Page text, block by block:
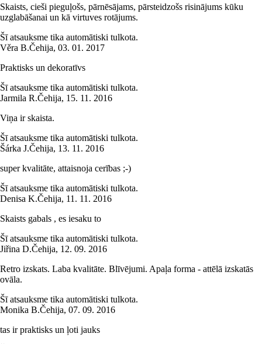
Skaists, cieši pieguļošs, pārnēsājams, pārsteidzošs risinājums kūku
uzglabāšanai un kā virtuves rotājums.
Šī atsauksme tika automātiski tulkota.
Věra B.Čehija, 03. 01. 2017
Praktisks un dekoratīvs
Šī atsauksme tika automātiski tulkota.
Jarmila R.Čehija, 15. 11. 2016
Viņa ir skaista.
Šī atsauksme tika automātiski tulkota.
Šárka J.Čehija, 13. 11. 2016
super kvalitāte, attaisnoja cerības ;-)
Šī atsauksme tika automātiski tulkota.
Denisa K.Čehija, 11. 11. 2016
Skaists gabals , es iesaku to
Šī atsauksme tika automātiski tulkota.
Jiřina D.Čehija, 12. 09. 2016
Retro izskats. Laba kvalitāte. Blīvējumi. Apaļa forma - attēlā izskatās
ovāla.
Šī atsauksme tika automātiski tulkota.
Monika B.Čehija, 07. 09. 2016
tas ir praktisks un ļoti jauks